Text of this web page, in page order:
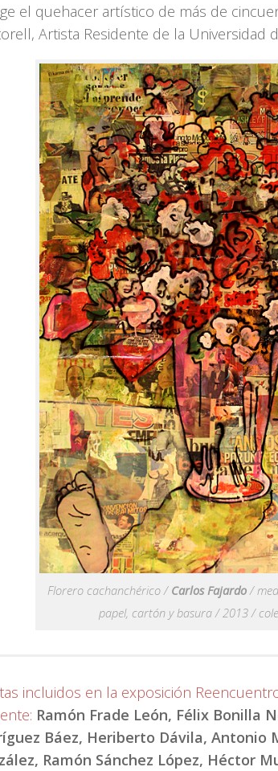
el quehacer artístico de más de
Artista Residente de la Universidad
Florero cachanchérico / Carlos Fajardo/
papel, cartón y basura / 2013 /
incluidos en la exposición
Ramón Frade León, Félix Bonilla
Báez, Heriberto Dávila, Antonio
Ramón Sánchez López, Héctor